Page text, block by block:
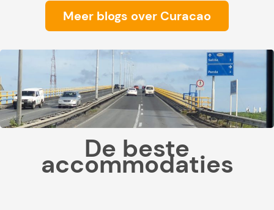
r
s
b
a
i
r
a
ç
a
l
o
k
a
Meer blogs over Curacao
De beste
accommodaties